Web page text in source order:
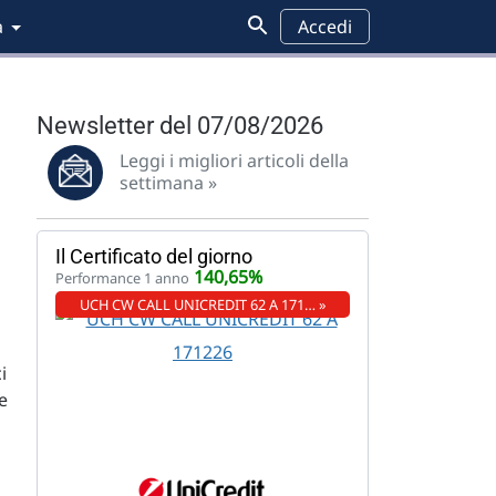
Accedi
Newsletter del 07/08/2026
Leggi i migliori articoli della
settimana »
Il Certificato del giorno
Performance 1 anno 140,65%
UCH CW CALL UNICREDIT 62 A 171… »